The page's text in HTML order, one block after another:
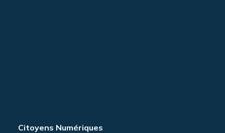
Citoyens Numériques